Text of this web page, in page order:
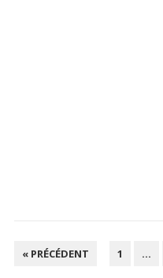
NAVIGATION
« PRÉCÉDENT 1 …